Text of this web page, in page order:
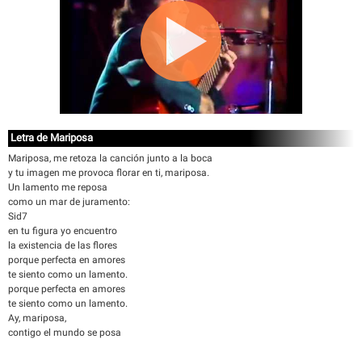
Letra de Mariposa
Mariposa, me retoza la canción junto a la boca
y tu imagen me provoca florar en ti, mariposa.
Un lamento me reposa
como un mar de juramento:
Sid7
en tu figura yo encuentro
la existencia de las flores
porque perfecta en amores
te siento como un lamento.
porque perfecta en amores
te siento como un lamento.
Ay, mariposa,
contigo el mundo se posa